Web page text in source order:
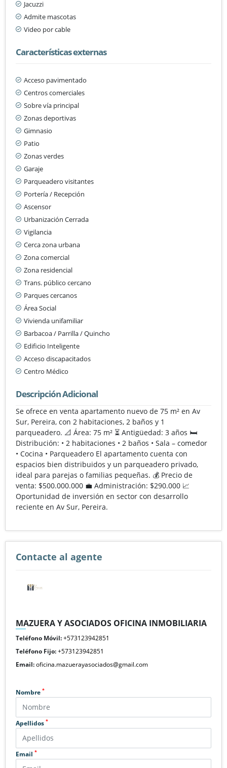
Jacuzzi
Admite mascotas
Video por cable
Características externas
Acceso pavimentado
Centros comerciales
Sobre vía principal
Zonas deportivas
Gimnasio
Patio
Zonas verdes
Garaje
Parqueadero visitantes
Portería / Recepción
Ascensor
Urbanización Cerrada
Vigilancia
Cerca zona urbana
Zona comercial
Zona residencial
Trans. público cercano
Parques cercanos
Área Social
Vivienda unifamiliar
Barbacoa / Parrilla / Quincho
Edificio Inteligente
Acceso discapacitados
Centro Médico
Descripción Adicional
Se ofrece en venta apartamento nuevo de 75 m² en Av
Sur, Pereira, con 2 habitaciones, 2 baños y 1
parqueadero. 📐 Área: 75 m² ⏳ Antigüedad: 3 años 🛏️
Distribución: • 2 habitaciones • 2 baños • Sala – comedor
• Cocina • Parqueadero El apartamento cuenta con
espacios bien distribuidos y un parqueadero privado,
ideal para parejas o familias pequeñas. 💰 Precio de
venta: $500.000.000 💼 Administración: $290.000 📈
Oportunidad de inversión en sector con desarrollo
reciente en Av Sur, Pereira.
Contacte al agente
MAZUERA Y ASOCIADOS OFICINA INMOBILIARIA
Teléfono Móvil:+573123942851
Teléfono Fijo:+573123942851
Email:oficina.mazuerayasociados@gmail.com
Nombre *
Apellidos *
Email *